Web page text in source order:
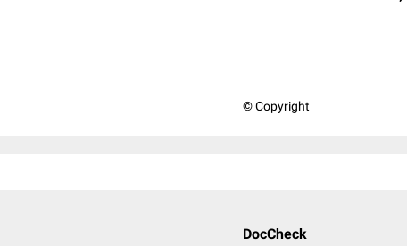
© Copyright
DocCheck